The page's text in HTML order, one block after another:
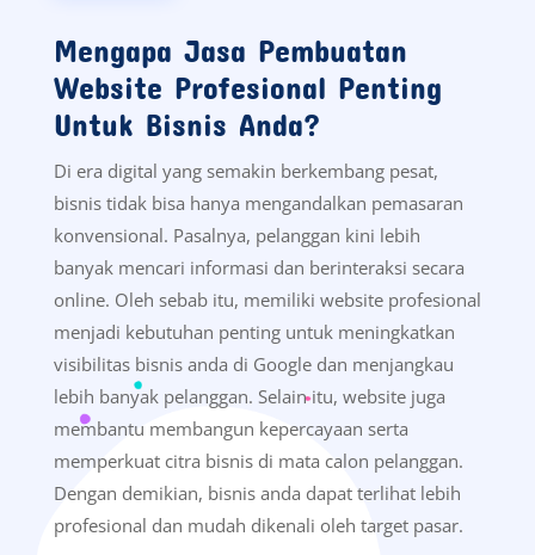
Mengapa Jasa Pembuatan
Website Profesional Penting
Untuk Bisnis Anda?
Di era digital yang semakin berkembang pesat,
bisnis tidak bisa hanya mengandalkan pemasaran
konvensional. Pasalnya, pelanggan kini lebih
banyak mencari informasi dan berinteraksi secara
online. Oleh sebab itu, memiliki website profesional
menjadi kebutuhan penting untuk meningkatkan
visibilitas bisnis anda di Google dan menjangkau
lebih banyak pelanggan. Selain itu, website juga
membantu membangun kepercayaan serta
memperkuat citra bisnis di mata calon pelanggan.
Dengan demikian, bisnis anda dapat terlihat lebih
profesional dan mudah dikenali oleh target pasar.